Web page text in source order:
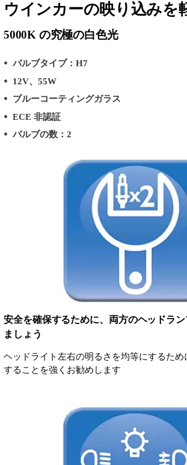
ウインカーの映り込みを
5000K の究極の白色光
バルブタイプ：H7
12V、55W
ブルーコーティングガラス
ECE 非認証
バルブの数：2
安全を確保するために、両方のヘッドラ
ましょう
ヘッドライト左右の明るさを均等にするた
することを強くお勧めします